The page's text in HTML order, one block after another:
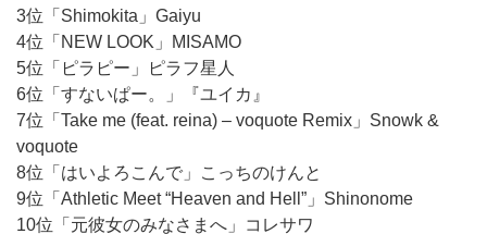
3位「Shimokita」Gaiyu
4位「NEW LOOK」MISAMO
5位「ピラピー」ピラフ星人
6位「すないぱー。」『ユイカ』
7位「Take me (feat. reina) – voquote Remix」Snowk &
voquote
8位「はいよろこんで」こっちのけんと
9位「Athletic Meet “Heaven and Hell”」Shinonome
10位「元彼女のみなさまへ」コレサワ